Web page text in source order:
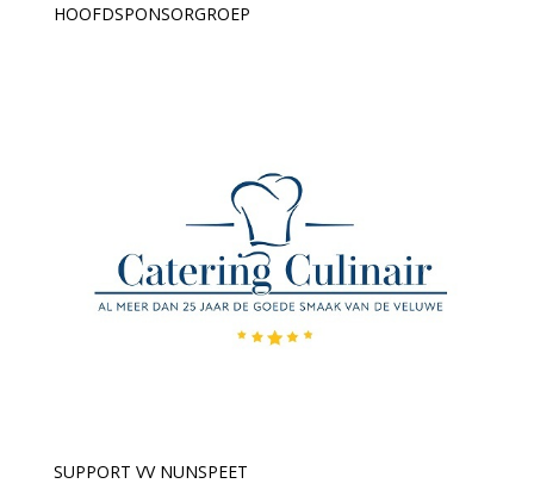
HOOFDSPONSORGROEP
SUPPORT VV NUNSPEET